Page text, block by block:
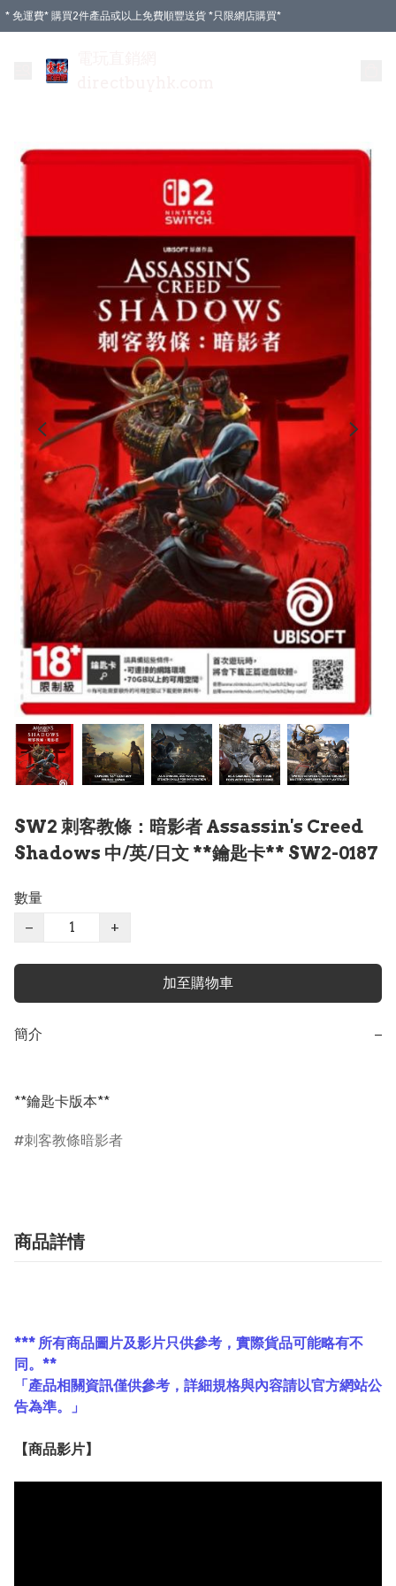
* 免運費* 購買2件產品或以上免費順豐送貨 *只限網店購買*
SW2 刺客教條：暗影者 Assassin's Creed
Shadows 中/英/日文 **鑰匙卡** SW2-0187
數量
−
+
加至購物車
簡介 −
**鑰匙卡版本**
刺客教條暗影者
商品詳情
*** 所有商品圖片及影片只供參考，實際貨品可能略有不
同。**
「產品相關資訊僅供參考，詳細規格與內容請以官方網站公
告為準。」
【商品影片】